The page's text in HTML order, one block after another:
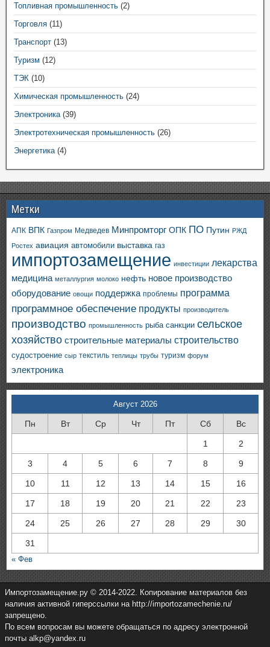
Топливная промышленность (2)
Торговля (11)
Транспорт (13)
Туризм (12)
ТЭК (10)
Химическая промышленность (24)
Электроника(39)
Электротехническая промышленность (26)
Энергетика(4)
Метки
АПК ВПК Газпром Медведев Минпромторг ОПК ПО Путин РЖД
Ростех авиация автомобили выставка газ
импортозамещение инвестиции лекарства
медицина металлургия молоко нефть новое производство
оборудование овощи поддержка проблемы программа
программное обеспечение продукты производитель
производство промышленность рыба санкции сельское
хозяйство строительные материалы строительство
судостроение сыр текстиль теплицы трубы туризм форум
электроника
Август 2026
Пн Вт Ср Чт Пт Сб Вс
1 2
3 4 5 6 7 8 9
10 11 12 13 14 15 16
17 18 19 20 21 22 23
24 25 26 27 28 29 30
31
« Фев
Импортозамещение.ру © 2014-2022. Копирование материалов без
наличия активной гиперссылки на http://importozamechenie.ru/
запрещено.
По всем вопросам вы можете обращаться по адресу электронной
почты alkp@yandex.ru